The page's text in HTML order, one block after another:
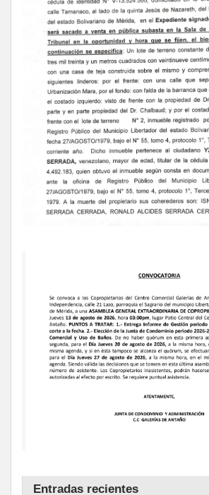
Entradas recientes